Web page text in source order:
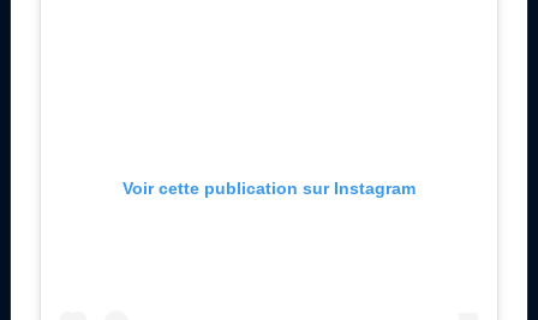
Voir cette publication sur Instagram